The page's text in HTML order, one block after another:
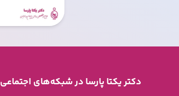
دکتر یکتا پارسا در شبکه‌های اجتماعی